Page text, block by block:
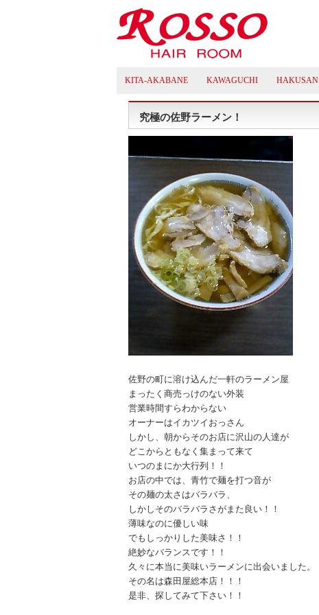
KITA-AKABANE KAWAGUCHI HAKUSAN
究極の佐野ラーメン！
佐野の町に溶け込んだ一軒のラーメン屋
まったく商売っけのない外装
営業時間すらわからない
オーナーはイカツイおっさん
しかし、朝からそのお店に沢山の人達が
どこからともなく集まって来て
いつのまにか大行列！！
お店の中では、青竹で麺を打つ音が
その麺の太さはバラバラ、
しかしそのバラバラさがまた良い！！
薄味なのに優しい味
でもしっかりした美味さ！！
絶妙なバランスです！！
久々に本当に美味いラーメンに出会いました。
その名は森田屋総本店！！！
是非、探してみて下さい！！